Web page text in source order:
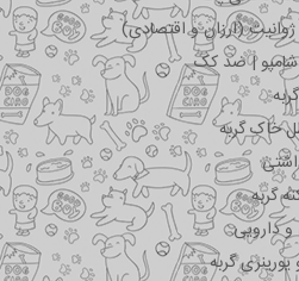
(ارزان و اقتصادی)
| ضد کک
خاک گربه
گربه
و دارویی
گربه